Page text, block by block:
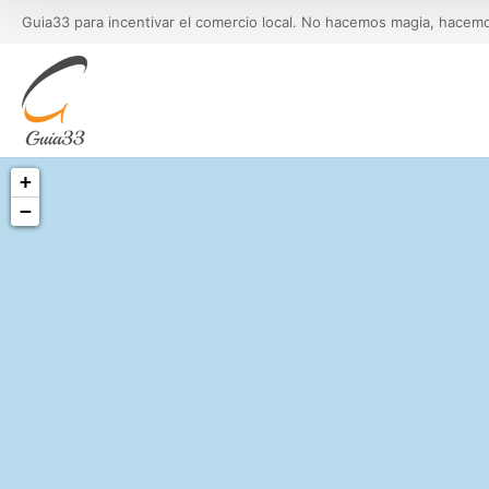
Guia33 para incentivar el comercio local. No hacemos magia,
+
−